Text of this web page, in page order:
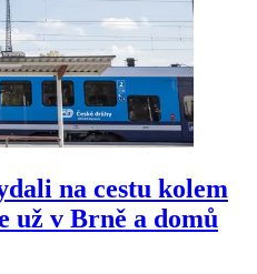
na cestu kolem
už v Brně a domů